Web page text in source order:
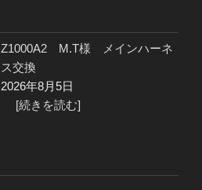
Z1000A2 M.T様 メインハーネ
ス交換
2026年8月5日
[続きを読む]